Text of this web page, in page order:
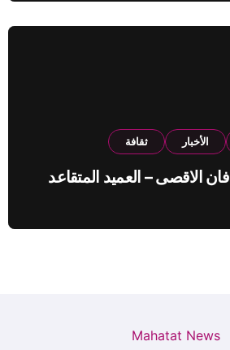
الأخبار ثقافة
الاقصى – العميد المتقاعد